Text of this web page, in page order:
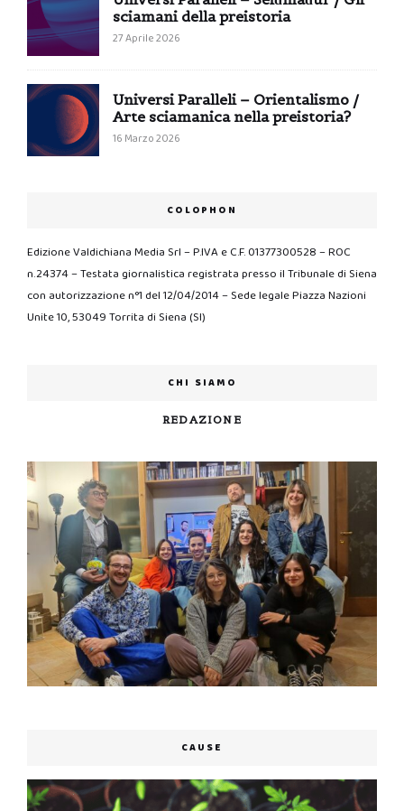
sciamani della preistoria
27 Aprile 2026
Universi Paralleli – Orientalismo /
Arte sciamanica nella preistoria?
16 Marzo 2026
COLOPHON
Edizione Valdichiana Media Srl – P.IVA e C.F. 01377300528 – ROC
n.24374 – Testata giornalistica registrata presso il Tribunale di Siena
con autorizzazione n°1 del 12/04/2014 – Sede legale Piazza Nazioni
Unite 10, 53049 Torrita di Siena (SI)
CHI SIAMO
REDAZIONE
CAUSE